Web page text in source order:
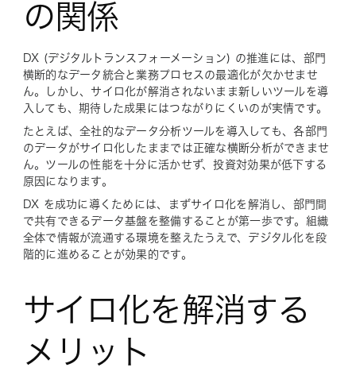
の関係
DX (デジタルトランスフォーメーション) の推進には、部門
横断的なデータ統合と業務プロセスの最適化が欠かせませ
ん。しかし、サイロ化が解消されないまま新しいツールを導
入しても、期待した成果にはつながりにくいのが実情です。
たとえば、全社的なデータ分析ツールを導入しても、各部門
のデータがサイロ化したままでは正確な横断分析ができませ
ん。ツールの性能を十分に活かせず、投資対効果が低下する
原因になります。
DX を成功に導くためには、まずサイロ化を解消し、部門間
で共有できるデータ基盤を整備することが第一歩です。組織
全体で情報が流通する環境を整えたうえで、デジタル化を段
階的に進めることが効果的です。
サイロ化を解消する
メリット